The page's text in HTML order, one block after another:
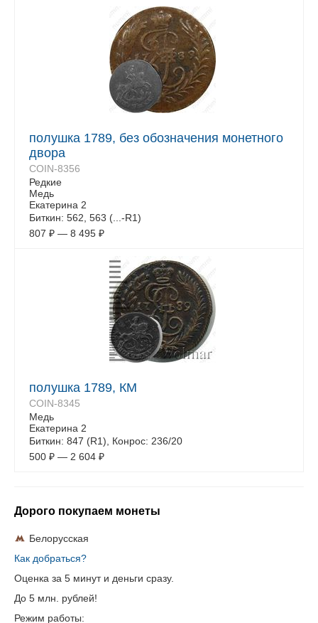
полушка 1789, без обозначения монетного
двора
COIN-8356
Редкие
Медь
Екатерина 2
Биткин: 562, 563 (...-R1)
807 ₽ — 8 495 ₽
полушка 1789, КМ
COIN-8345
Медь
Екатерина 2
Биткин: 847 (R1), Конрос: 236/20
500 ₽ — 2 604 ₽
Дорого покупаем монеты
Белорусская
Как добраться?
Оценка за 5 минут и деньги сразу.
До 5 млн. рублей!
Режим работы: